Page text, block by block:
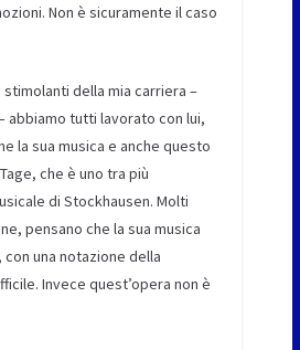
Non è sicuramente il caso
della mia carriera –
abbiamo tutti lavorato con lui,
la sua musica e anche questo
che è uno tra più
di Stockhausen. Molti
pensano che la sua musica
una notazione della
Invece quest’opera non è